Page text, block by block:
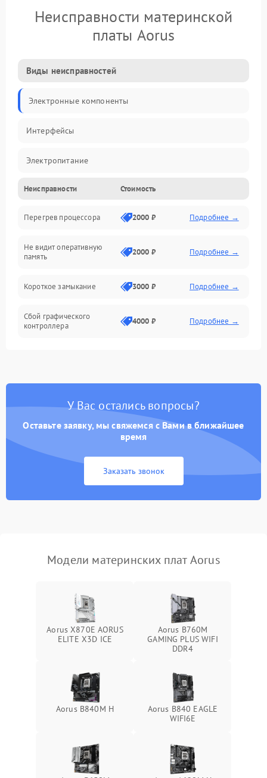
Неисправности материнской
платы Aorus
Виды неисправностей
Электронные компоненты
Интерфейсы
Электропитание
Корпус/Герметичность
Механика
ПО/Микропрограмма
Неисправности Стоимость
Перегрев процессора 2000 ₽ Подробнее →
Не видит оперативную
память
2000 ₽ Подробнее →
Короткое замыкание 3000 ₽ Подробнее →
Сбой графического
контроллера
4000 ₽ Подробнее →
У Вас остались вопросы?
Оставьте заявку, мы свяжемся с Вами в ближайшее
время
Заказать звонок
Модели материнских плат Aorus
Aorus X870E AORUS
ELITE X3D ICE
Aorus B760M
GAMING PLUS WIFI
DDR4
Aorus B840M H
Aorus B840 EAGLE
WIFI6E